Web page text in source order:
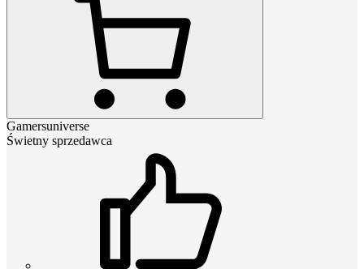
Gamersuniverse
Świetny sprzedawca